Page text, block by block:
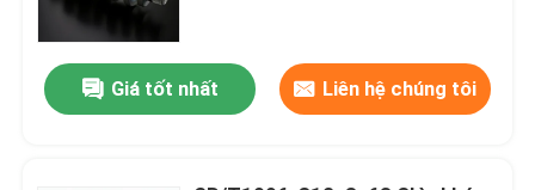
Giá tốt nhất Liên hệ chúng tôi